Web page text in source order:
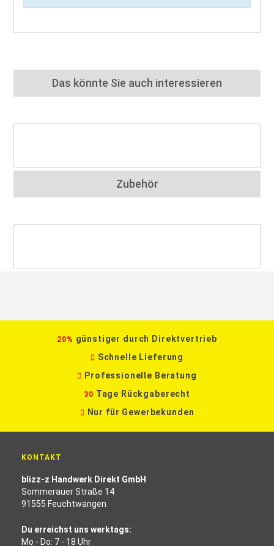
Das könnte Sie auch interessieren
Zubehör
20% günstiger durch Direktvertrieb
Schnelle Lieferung
Professionelle Beratung
30 Tage Rückgaberecht
Nur für Gewerbekunden
KONTAKT
blizz-z Handwerk Direkt GmbH
Sommerauer Straße 14
91555 Feuchtwangen
Du erreichst uns werktags:
Mo - Do: 7 - 18 Uhr